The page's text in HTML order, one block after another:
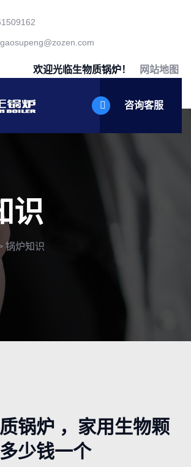
gaosupeng@zozen.com
欢迎光临生物质锅炉！ 网站地图
咨询客服
识
锅炉知识
锅炉 ，家用生物颗
少钱一个